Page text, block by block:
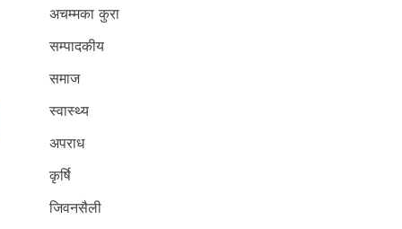
अचम्मका कुरा
सम्पादकीय
समाज
स्वास्थ्य
अपराध
कृर्षि
जिवनसैली